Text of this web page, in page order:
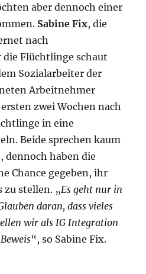
aber dennoch einer
Sabine Fix, die
nach
Flüchtlinge schaut
Sozialarbeiter der
Arbeitnehmer
zwei Wochen nach
in eine
Beide sprechen kaum
dennoch haben die
Chance gegeben, ihr
zu stellen. „Es geht nur in
daran, dass vieles
wir als IG Integration
“, so Sabine Fix.